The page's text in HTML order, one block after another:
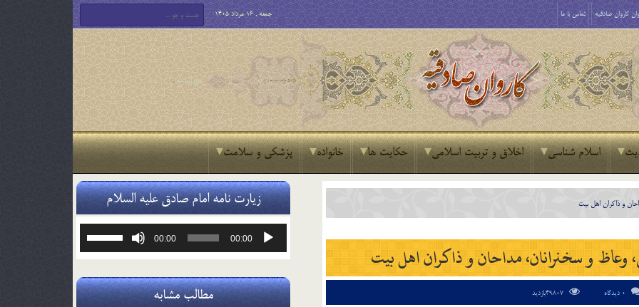
کاروان صادقیه تماس با ما جمعه , 16 مرداد 1405
اسلام شناسی اخلاق و تربیت اسلامی حکایت ها خانواده پزشکی و سلامت
و ذاکران اهل بیت
و سخنرانان، مداحان و ذاکران اهل بیت
0 دیدگاه
زیارت نامه امام صادق علیه السلام
پخش‌کننده
00:00
00:00
یا
صدا
مطالب مشابه